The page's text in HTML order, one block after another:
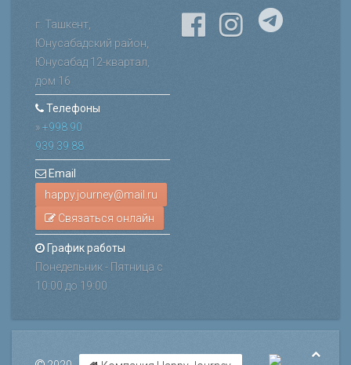
г. Ташкент,
Юнусабадский район,
Юнусабад 12-квартал,
дом 16
Телефоны
»+998 90
939 39 88
Email
Связаться онлайн
График работы
Понедельник - Пятница с
10:00 до 19:00